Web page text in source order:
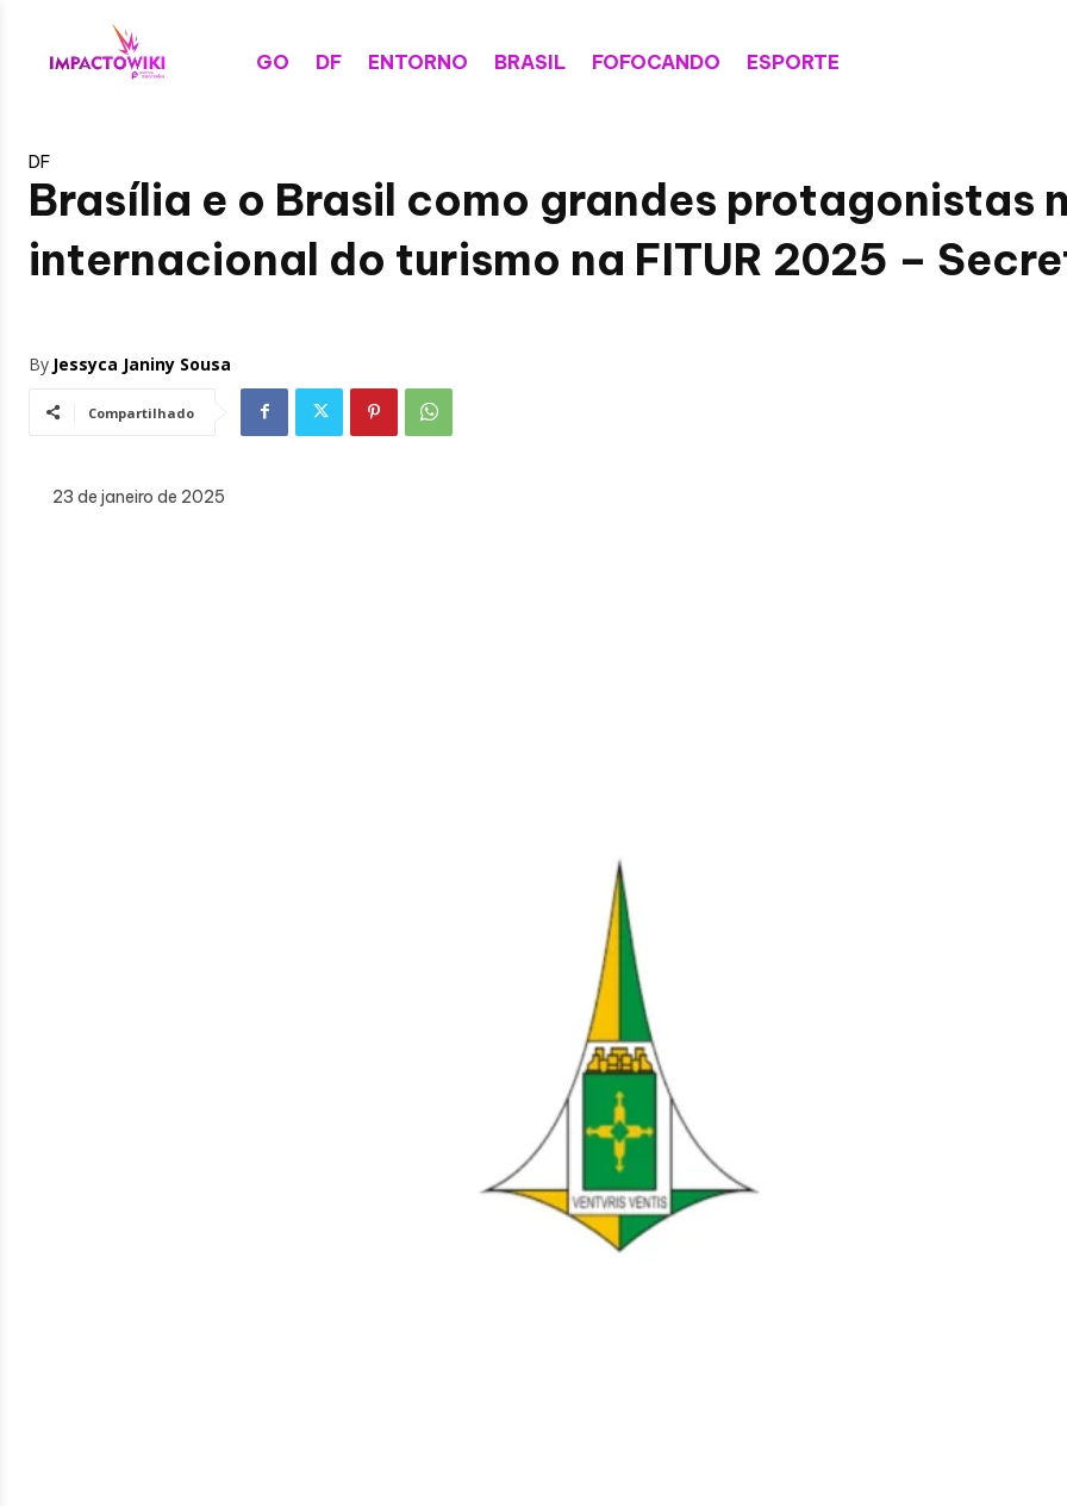
GO DF ENTORNO BRASIL FOFOCANDO ESPORTE
DF
Brasília e o Brasil como grandes protagonistas
internacional do turismo na FITUR 2025 –
By Jessyca Janiny Sousa
Compartilhado
23 de janeiro de 2025